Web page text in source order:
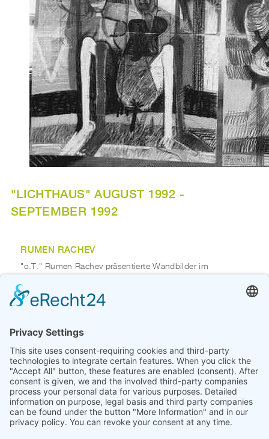
"LICHTHAUS" AUGUST 1992 -
SEPTEMBER 1992
RUMEN RACHEV
"o.T." Rumen Rachev präsentierte Wandbilder im
Im Rahmen des Projektes "Lichthaus" setzten sich 21
Jahren leerstehenden "Lichthaus" in der Straße "Use
Akschen" in Bremen - Gröpelingen auseinander. Die dabei
entstandenen Werke und Installationen thematisierten u.a.
die Einbettung des Lichthauses in das industrielle und
urbane Umfeld des AG Weser-Geländes.
Beteiligt waren: Nina Beckmann, Jens Blanke, Nicholas
Bodde, Michel Collet, Sylvia Dierks, Hermann Flint, Claus